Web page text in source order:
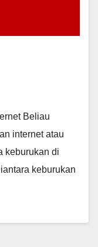
Beliau
internet atau
keburukan di
keburukan